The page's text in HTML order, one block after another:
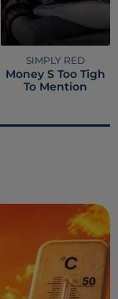
SIMPLY RED
Money S Too Tigh
To Mention